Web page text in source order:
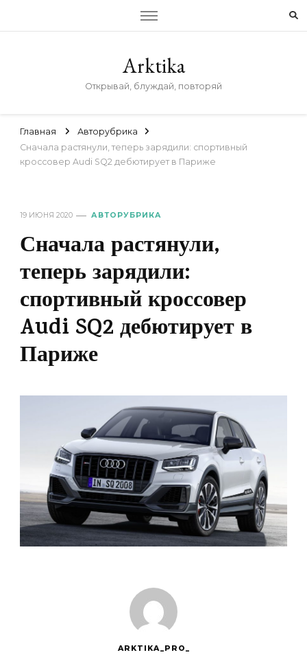
Arktika
Открывай, блуждай, повторяй
Главная
Авторубрика
Сначала растянули, теперь зарядили: спортивный
кроссовер Audi SQ2 дебютирует в Париже
19 ИЮНЯ 2020 АВТОРУБРИКА
Сначала растянули,
теперь зарядили:
спортивный кроссовер
Audi SQ2 дебютирует в
Париже
ARKTIKA_PRO_